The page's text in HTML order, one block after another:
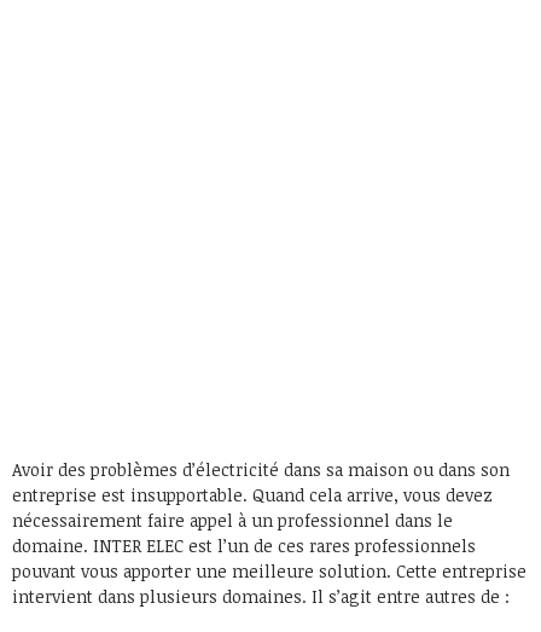
Avoir des problèmes d’électricité dans sa maison ou dans son
entreprise est insupportable. Quand cela arrive, vous devez
nécessairement faire appel à un professionnel dans le
domaine. INTER ELEC est l’un de ces rares professionnels
pouvant vous apporter une meilleure solution. Cette entreprise
intervient dans plusieurs domaines. Il s’agit entre autres de :